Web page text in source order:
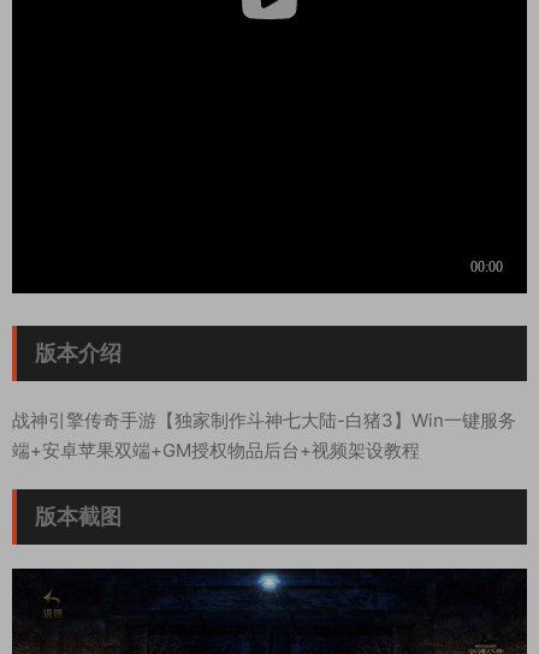
版本介绍
战神引擎传奇手游【独家制作斗神七大陆-白猪3】Win一键服务
端+安卓苹果双端+GM授权物品后台+视频架设教程
版本截图